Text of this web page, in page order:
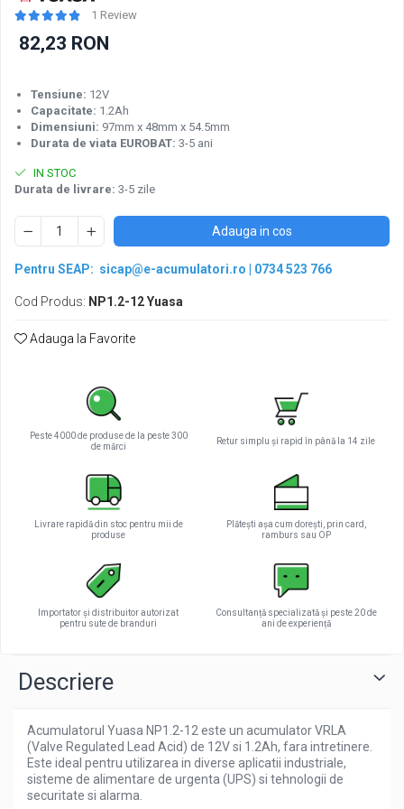
Redresoare, incarcatoare si testere
stationare
1 Review
82,23 RON
Tensiune: 12V
Capacitate: 1.2Ah
Dimensiuni: 97mm x 48mm x 54.5mm
Durata de viata EUROBAT: 3-5 ani
IN STOC
Durata de livrare: 3-5 zile
Adauga in cos
Pentru SEAP: sicap@e-acumulatori.ro 0734 523 766
Cod Produs: NP1.2-12 Yuasa
Adauga la Favorite
Peste 4000 de produse de la peste 300
de mărci
Retur simplu și rapid în până la 14 zile
Livrare rapidă din stoc pentru mii de
produse
Plătești așa cum dorești, prin card,
ramburs sau OP
Importator și distribuitor autorizat
pentru sute de branduri
Consultanță specializată și peste 20 de
ani de experiență
Descriere
Acumulatorul Yuasa NP1.2-12 este un acumulator VRLA
(Valve Regulated Lead Acid) de 12V si 1.2Ah, fara intretinere.
Este ideal pentru utilizarea in diverse aplicatii industriale,
sisteme de alimentare de urgenta (UPS) si tehnologii de
securitate si alarma.